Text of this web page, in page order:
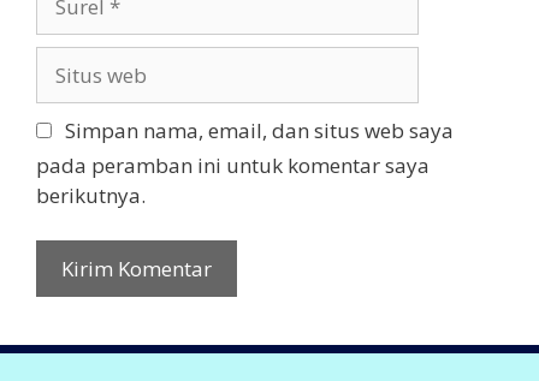
r
t
s
w
e
Simpan nama, email, dan situs web saya
pada peramban ini untuk komentar saya
berikutnya.